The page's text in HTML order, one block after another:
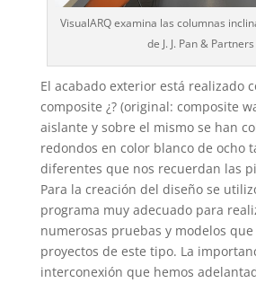
VisualARQ examina las columnas
de J. J. Pan & Partners
El acabado exterior está realizado
composite ¿? (original: composite
aislante y sobre el mismo se han
redondos en color blanco de ocho
diferentes que nos recuerdan las
Para la creación del diseño se
programa muy adecuado para
numerosas pruebas y modelos
proyectos de este tipo. La
interconexión que hemos